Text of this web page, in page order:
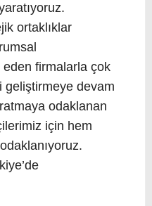
ortaklıklar
firmalarla çok
geliştirmeye devam
odaklanan
için hem